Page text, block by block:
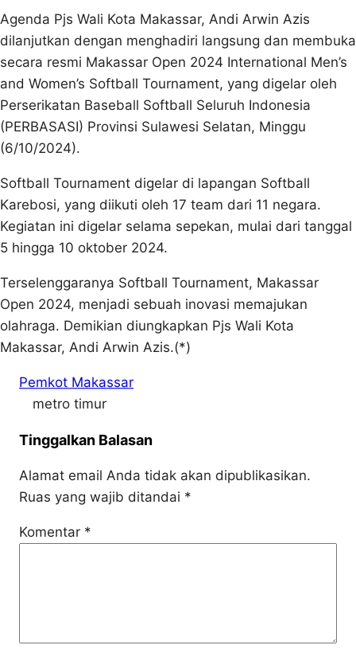
Agenda Pjs Wali Kota Makassar, Andi Arwin Azis
dilanjutkan dengan menghadiri langsung dan membuka
secara resmi Makassar Open 2024 International Men’s
and Women’s Softball Tournament, yang digelar oleh
Perserikatan Baseball Softball Seluruh Indonesia
(PERBASASI) Provinsi Sulawesi Selatan, Minggu
(6/10/2024).
Softball Tournament digelar di lapangan Softball
Karebosi, yang diikuti oleh 17 team dari 11 negara.
Kegiatan ini digelar selama sepekan, mulai dari tanggal
5 hingga 10 oktober 2024.
Terselenggaranya Softball Tournament, Makassar
Open 2024, menjadi sebuah inovasi memajukan
olahraga. Demikian diungkapkan Pjs Wali Kota
Makassar, Andi Arwin Azis.(*)
Pemkot Makassar
metro timur
Tinggalkan Balasan
Alamat email Anda tidak akan dipublikasikan.
Ruas yang wajib ditandai *
Komentar *